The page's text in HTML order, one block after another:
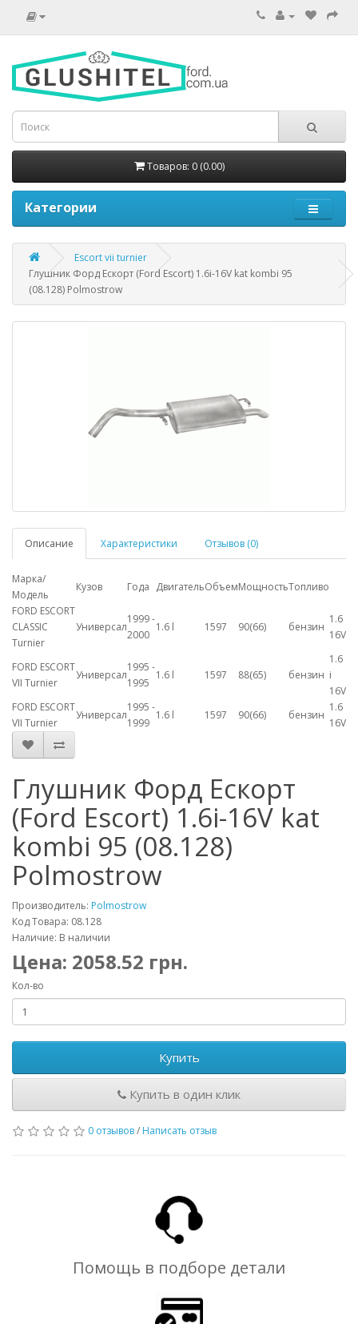
Товаров: 0 (0.00)
Категории
Escort vii turnier
Глушник Форд Ескорт (Ford Escort) 1.6i-16V kat kombi 95
(08.128) Polmostrow
Описание Характеристики Отзывов (0)
Марка/
Модель
Кузов Года ДвигательОбъемМощностьТопливо
FORD ESCORT
CLASSIC
Turnier
Универсал
1999 -
2000
1.6 l 1597 90(66) бензин
1.6
16V
FORD ESCORT
VII Turnier
Универсал
1995 -
1995
1.6 l 1597 88(65) бензин
1.6
i
16V
FORD ESCORT
VII Turnier
Универсал
1995 -
1999
1.6 l 1597 90(66) бензин
1.6
16V
Глушник Форд Ескорт
(Ford Escort) 1.6i-16V kat
kombi 95 (08.128)
Polmostrow
Производитель: Polmostrow
Код Товара: 08.128
Наличие: В наличии
Цена: 2058.52 грн.
Кол-во
Купить
Купить в один клик
0 отзывов/ Написать отзыв
Помощь в подборе детали